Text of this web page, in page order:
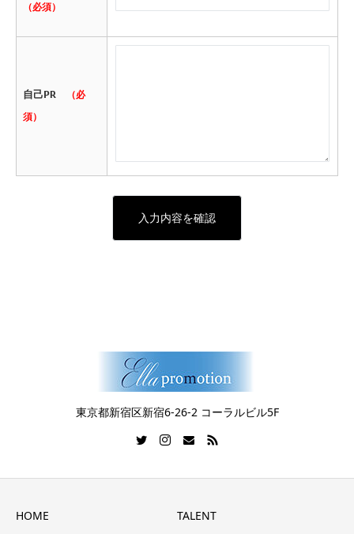
（必須）
自己PR
（必
須）
​東京都新宿区新宿6-26-2 コーラルビル5F
HOME TALENT